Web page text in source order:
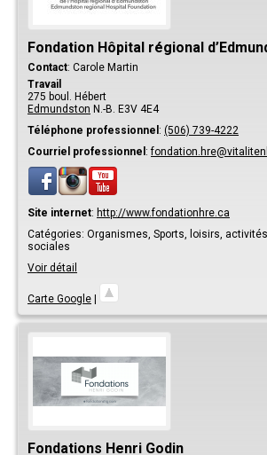
Fondation Hôpital régional
Contact: Carole Martin
Travail
275 boul. Hébert
Edmundston N.-B. E3V 4E4
Téléphone professionnel : (506) 739-4222
Courriel professionnel :
Site internet: http://www.fondationhre.ca
Catégories: Organismes, Sports, loisirs,
sociales
Voir détail
Carte Google |
Fondations Henri Godin